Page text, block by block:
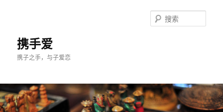
携手爱
携子之手，与子爱恋
索